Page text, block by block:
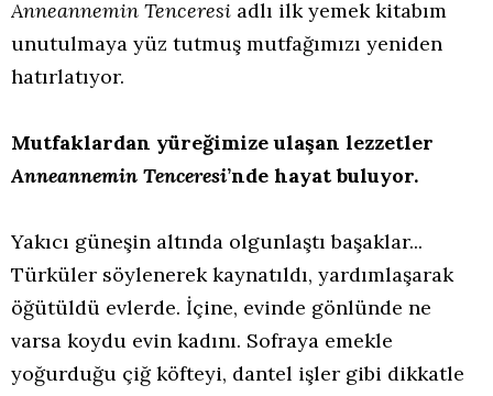
Anneannemin Tenceresi adlı ilk yemek kitabım
unutulmaya yüz tutmuş mutfağımızı yeniden
hatırlatıyor.
Mutfaklardan yüreğimize ulaşan lezzetler
Anneannemin Tenceresi’nde hayat buluyor.
Yakıcı güneşin altında olgunlaştı başaklar...
Türküler söylenerek kaynatıldı, yardımlaşarak
öğütüldü evlerde. İçine, evinde gönlünde ne
varsa koydu evin kadını. Sofraya emekle
yoğurduğu çiğ köfteyi, dantel işler gibi dikkatle